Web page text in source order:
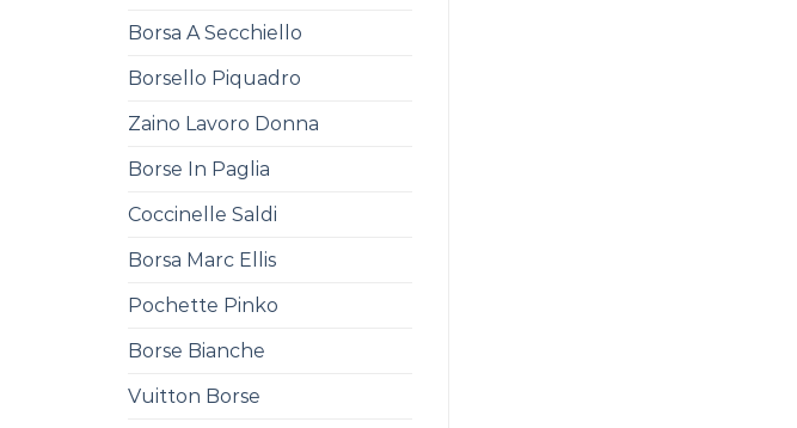
Borsa A Secchiello
Borsello Piquadro
Zaino Lavoro Donna
Borse In Paglia
Coccinelle Saldi
Borsa Marc Ellis
Pochette Pinko
Borse Bianche
Vuitton Borse